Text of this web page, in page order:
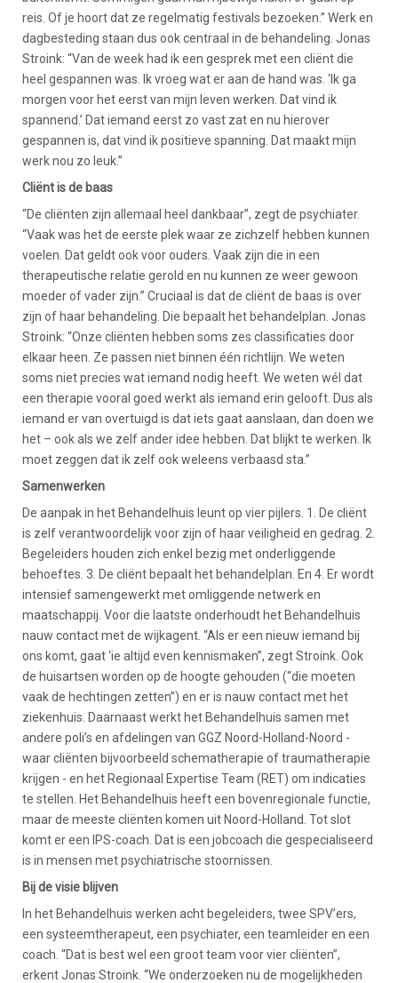
reis. Of je hoort dat ze regelmatig festivals bezoeken.” Werk en
dagbesteding staan dus ook centraal in de behandeling. Jonas
Stroink: “Van de week had ik een gesprek met een cliënt die
heel gespannen was. Ik vroeg wat er aan de hand was. ‘Ik ga
morgen voor het eerst van mijn leven werken. Dat vind ik
spannend.’ Dat iemand eerst zo vast zat en nu hierover
gespannen is, dat vind ik positieve spanning. Dat maakt mijn
werk nou zo leuk.”
Cliënt is de baas
“De cliënten zijn allemaal heel dankbaar”, zegt de psychiater.
“Vaak was het de eerste plek waar ze zichzelf hebben kunnen
voelen. Dat geldt ook voor ouders. Vaak zijn die in een
therapeutische relatie gerold en nu kunnen ze weer gewoon
moeder of vader zijn.” Cruciaal is dat de cliënt de baas is over
zijn of haar behandeling. Die bepaalt het behandelplan. Jonas
Stroink: “Onze cliënten hebben soms zes classificaties door
elkaar heen. Ze passen niet binnen één richtlijn. We weten
soms niet precies wat iemand nodig heeft. We weten wél dat
een therapie vooral goed werkt als iemand erin gelooft. Dus als
iemand er van overtuigd is dat iets gaat aanslaan, dan doen we
het – ook als we zelf ander idee hebben. Dat blijkt te werken. Ik
moet zeggen dat ik zelf ook weleens verbaasd sta.”
Samenwerken
De aanpak in het Behandelhuis leunt op vier pijlers. 1. De cliënt
is zelf verantwoordelijk voor zijn of haar veiligheid en gedrag. 2.
Begeleiders houden zich enkel bezig met onderliggende
behoeftes. 3. De cliënt bepaalt het behandelplan. En 4. Er wordt
intensief samengewerkt met omliggende netwerk en
maatschappij. Voor die laatste onderhoudt het Behandelhuis
nauw contact met de wijkagent. “Als er een nieuw iemand bij
ons komt, gaat ‘ie altijd even kennismaken”, zegt Stroink. Ook
de huisartsen worden op de hoogte gehouden (“die moeten
vaak de hechtingen zetten”) en er is nauw contact met het
ziekenhuis. Daarnaast werkt het Behandelhuis samen met
andere poli’s en afdelingen van GGZ Noord-Holland-Noord -
waar cliënten bijvoorbeeld schematherapie of traumatherapie
krijgen - en het Regionaal Expertise Team (RET) om indicaties
te stellen. Het Behandelhuis heeft een bovenregionale functie,
maar de meeste cliënten komen uit Noord-Holland. Tot slot
komt er een IPS-coach. Dat is een jobcoach die gespecialiseerd
is in mensen met psychiatrische stoornissen.
Bij de visie blijven
In het Behandelhuis werken acht begeleiders, twee SPV’ers,
een systeemtherapeut, een psychiater, een teamleider en een
coach. “Dat is best wel een groot team voor vier cliënten”,
erkent Jonas Stroink. “We onderzoeken nu de mogelijkheden